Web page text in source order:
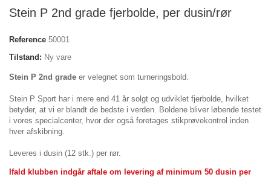
Stein P 2nd grade fjerbolde, per dusin/rør
Reference 50001
Tilstand: Ny vare
Stein P 2nd grade er velegnet som turneringsbold.
Stein P Sport har i mere end 41 år solgt og udviklet fjerbolde, hvilket
betyder, at vi er blandt de bedste i verden. Boldene bliver løbende testet
i vores specialcenter, hvor der også foretages stikprøvekontrol inden
hver afskibning.
Leveres i dusin (12 stk.) per rør.
Ifald klubben indgår aftale om levering af minimum 50 dusin per